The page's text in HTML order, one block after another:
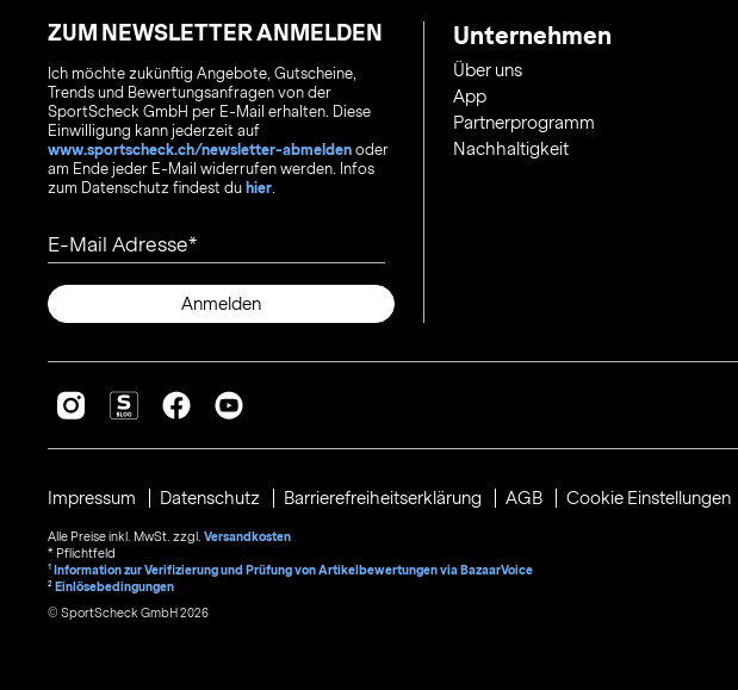
ZUM NEWSLETTER ANMELDEN
Ich möchte zukünftig Angebote, Gutscheine,
Trends und Bewertungsanfragen von der
SportScheck GmbH per E-Mail erhalten. Diese
Einwilligung kann jederzeit auf
www.sportscheck.ch/newsletter-abmelden oder
am Ende jeder E-Mail widerrufen werden. Infos
zum Datenschutz findest du hier.
E-Mail Adresse
Anmelden
Unternehmen
Über uns
App
Partnerprogramm
Nachhaltigkeit
Impressum Datenschutz Barrierefreiheitserklärung AGB Cookie Einstellungen
Alle Preise inkl. MwSt. zzgl. Versandkosten
* Pflichtfeld
1 Information zur Verifizierung und Prüfung von Artikelbewertungen via BazaarVoice
² Einlösebedingungen
© SportScheck GmbH 2026